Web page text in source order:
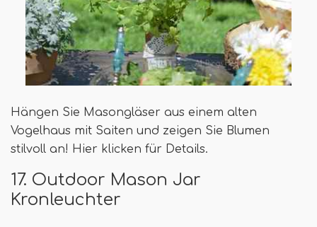
Hängen Sie Masongläser aus einem alten
Vogelhaus mit Saiten und zeigen Sie Blumen
stilvoll an! Hier klicken für Details.
17. Outdoor Mason Jar
Kronleuchter